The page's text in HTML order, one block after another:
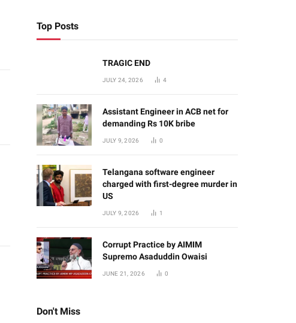
Top Posts
TRAGIC END
JULY 24, 2026 4
Assistant Engineer in ACB net for
demanding Rs 10K bribe
JULY 9, 2026 0
Telangana software engineer
charged with first-degree murder in
US
JULY 9, 2026 1
Corrupt Practice by AIMIM
Supremo Asaduddin Owaisi
JUNE 21, 2026 0
Don't Miss